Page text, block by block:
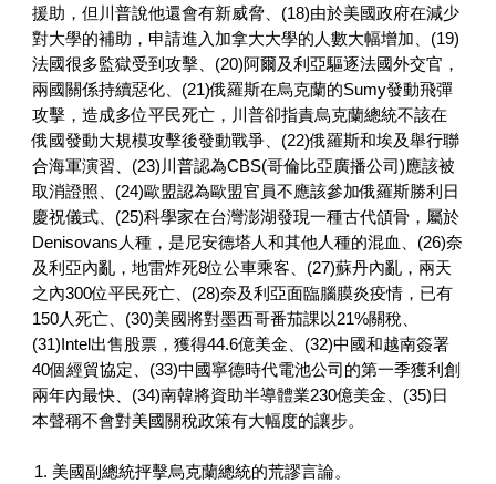
援助，但川普說他還會有新威脅、(18)由於美國政府在減少
對大學的補助，申請進入加拿大大學的人數大幅增加、(19)
法國很多監獄受到攻擊、(20)阿爾及利亞驅逐法國外交官，
兩國關係持續惡化、(21)俄羅斯在烏克蘭的Sumy發動飛彈
攻擊，造成多位平民死亡，川普卻指責烏克蘭總統不該在
俄國發動大規模攻擊後發動戰爭、(22)俄羅斯和埃及舉行聯
合海軍演習、(23)川普認為CBS(哥倫比亞廣播公司)應該被
取消證照、(24)歐盟認為歐盟官員不應該參加俄羅斯勝利日
慶祝儀式、(25)科學家在台灣澎湖發現一種古代頜骨，屬於
Denisovans人種，是尼安德塔人和其他人種的混血、(26)奈
及利亞內亂，地雷炸死8位公車乘客、(27)蘇丹內亂，兩天
之內300位平民死亡、(28)奈及利亞面臨腦膜炎疫情，已有
150人死亡、(30)美國將對墨西哥番茄課以21%關稅、
(31)Intel出售股票，獲得44.6億美金、(32)中國和越南簽署
40個經貿協定、(33)中國寧德時代電池公司的第一季獲利創
兩年內最快、(34)南韓將資助半導體業230億美金、(35)日
本聲稱不會對美國關稅政策有大幅度的讓步。
1. 美國副總統抨擊烏克蘭總統的荒謬言論。